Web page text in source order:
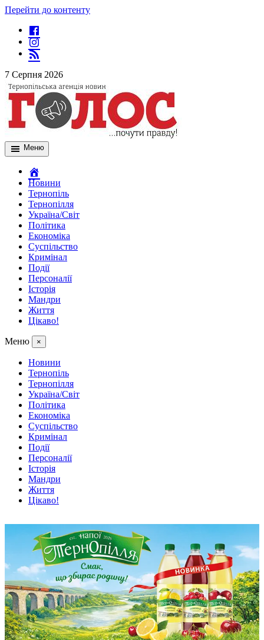
Перейти до контенту
7 Серпня 2026
Меню
Новини
Тернопіль
Тернопілля
Україна/Світ
Політика
Економіка
Суспільство
Кримінал
Події
Персоналії
Історія
Мандри
Життя
Цікаво!
Меню ×
Новини
Тернопіль
Тернопілля
Україна/Світ
Політика
Економіка
Суспільство
Кримінал
Події
Персоналії
Історія
Мандри
Життя
Цікаво!